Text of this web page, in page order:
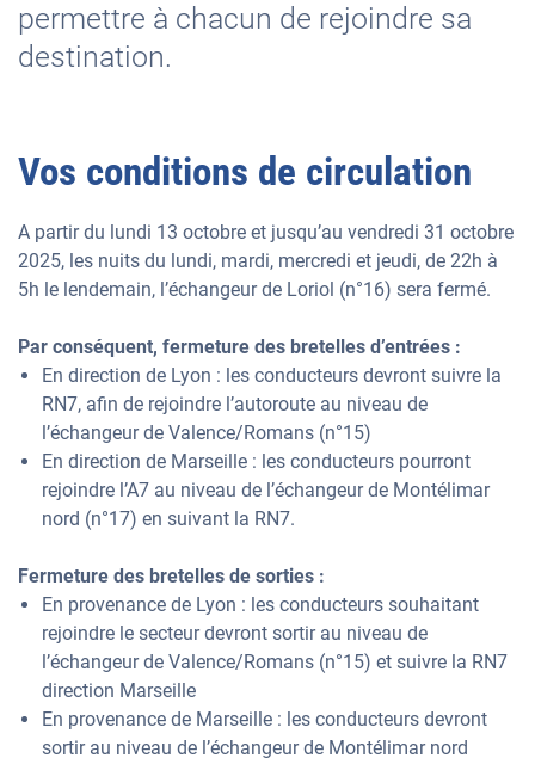
permettre à chacun de rejoindre sa
destination.
Vos conditions de circulation
A partir du lundi 13 octobre et jusqu’au vendredi 31 octobre
2025, les nuits du lundi, mardi, mercredi et jeudi, de 22h à
5h le lendemain, l’échangeur de Loriol (n°16) sera fermé.
Par conséquent, fermeture des bretelles d’entrées :
En direction de Lyon : les conducteurs devront suivre la
RN7, afin de rejoindre l’autoroute au niveau de
l’échangeur de Valence/Romans (n°15)
En direction de Marseille : les conducteurs pourront
rejoindre l’A7 au niveau de l’échangeur de Montélimar
nord (n°17) en suivant la RN7.
Fermeture des bretelles de sorties :
En provenance de Lyon : les conducteurs souhaitant
rejoindre le secteur devront sortir au niveau de
l’échangeur de Valence/Romans (n°15) et suivre la RN7
direction Marseille
En provenance de Marseille : les conducteurs devront
sortir au niveau de l’échangeur de Montélimar nord